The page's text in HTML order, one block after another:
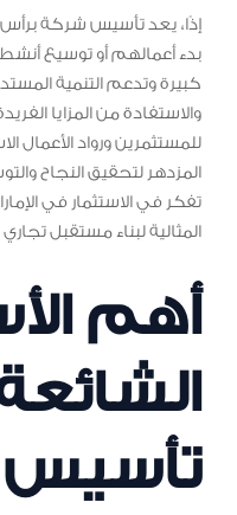
إذًا، يعد تأسيس شركة برأس
بدء أعمالهم أو توسيع
كبيرة وتدعم التنمية
والاستفادة من المزايا
للمستثمرين ورواد الأعمال
المزدهر لتحقيق النجاح
تفكر في الاستثمار في
المثالية لبناء مستقبل
أهم